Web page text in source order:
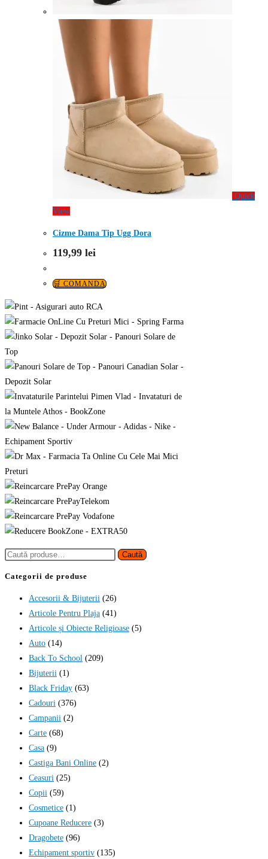
Quick
View
Cizme Dama Tip Ugg Dora
119,99 lei
🛒 COMANDA
Caută
Caută
Categorii de produse
Accesorii & Bijuterii (26)
Articole Pentru Plaja (41)
Articole și Obiecte Religioase (5)
Auto (14)
Back To School (209)
Bijuterii (1)
Black Friday (63)
Cadouri (376)
Campanii (2)
Carte (68)
Casa (9)
Castiga Bani Online (2)
Ceasuri (25)
Copii (59)
Cosmetice (1)
Cupoane Reducere (3)
Dragobete (96)
Echipament sportiv (135)